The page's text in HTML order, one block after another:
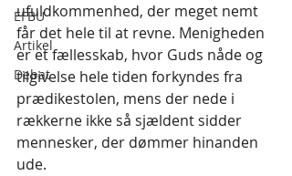
EFBU
Artikel
Debat
ufuldkommenhed, der meget nemt
får det hele til at revne. Menigheden
er et fællesskab, hvor Guds nåde og
tilgivelse hele tiden forkyndes fra
prædikestolen, mens der nede i
rækkerne ikke så sjældent sidder
mennesker, der dømmer hinanden
ude.